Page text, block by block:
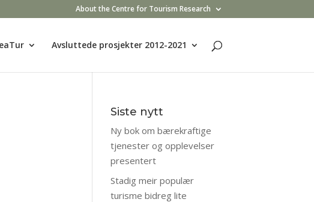
About the Centre for Tourism Research
Avsluttede prosjekter 2012-2021
Siste nytt
Ny bok om bærekraftige
tjenester og opplevelser
presentert
Stadig meir populær
turisme bidreg lite